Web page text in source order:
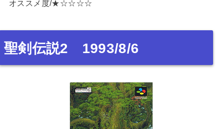
オススメ度/★☆☆☆☆
聖剣伝説2 1993/8/6